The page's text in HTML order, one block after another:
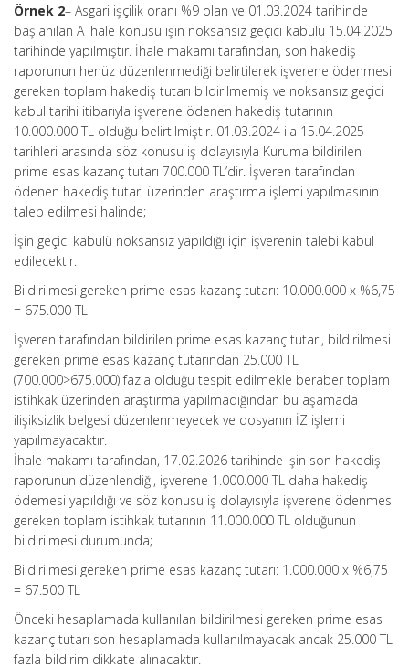
Örnek 2– Asgari işçilik oranı %9 olan ve 01.03.2024 tarihinde
başlanılan A ihale konusu işin noksansız geçici kabulü 15.04.2025
tarihinde yapılmıştır. İhale makamı tarafından, son hakediş
raporunun henüz düzenlenmediği belirtilerek işverene ödenmesi
gereken toplam hakediş tutarı bildirilmemiş ve noksansız geçici
kabul tarihi itibarıyla işverene ödenen hakediş tutarının
10.000.000 TL olduğu belirtilmiştir. 01.03.2024 ila 15.04.2025
tarihleri arasında söz konusu iş dolayısıyla Kuruma bildirilen
prime esas kazanç tutarı 700.000 TL’dir. İşveren tarafından
ödenen hakediş tutarı üzerinden araştırma işlemi yapılmasının
talep edilmesi halinde;
İşin geçici kabulü noksansız yapıldığı için işverenin talebi kabul
edilecektir.
Bildirilmesi gereken prime esas kazanç tutarı: 10.000.000 x %6,75
= 675.000 TL
İşveren tarafından bildirilen prime esas kazanç tutarı, bildirilmesi
gereken prime esas kazanç tutarından 25.000 TL
(700.000>675.000) fazla olduğu tespit edilmekle beraber toplam
istihkak üzerinden araştırma yapılmadığından bu aşamada
ilişiksizlik belgesi düzenlenmeyecek ve dosyanın İZ işlemi
yapılmayacaktır.
İhale makamı tarafından, 17.02.2026 tarihinde işin son hakediş
raporunun düzenlendiği, işverene 1.000.000 TL daha hakediş
ödemesi yapıldığı ve söz konusu iş dolayısıyla işverene ödenmesi
gereken toplam istihkak tutarının 11.000.000 TL olduğunun
bildirilmesi durumunda;
Bildirilmesi gereken prime esas kazanç tutarı: 1.000.000 x %6,75
= 67.500 TL
Önceki hesaplamada kullanılan bildirilmesi gereken prime esas
kazanç tutarı son hesaplamada kullanılmayacak ancak 25.000 TL
fazla bildirim dikkate alınacaktır.